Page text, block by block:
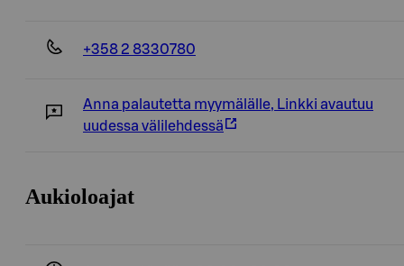
+358 2 8330780
Anna palautetta myymälälle, Linkki avautuu
uudessa välilehdessä
Aukioloajat